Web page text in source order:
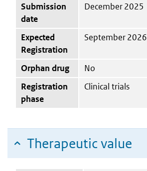
Submission
date
December 2025
Expected
Registration
September 2026
Orphan drug
No
Registration
phase
Clinical trials
Therapeutic value